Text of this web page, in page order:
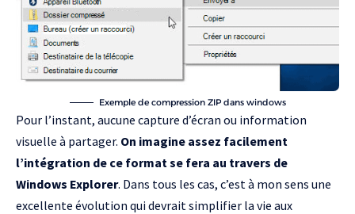
Exemple de compression ZIP dans windows
Pour l’instant, aucune capture d’écran ou information
visuelle à partager. On imagine assez facilement
l’intégration de ce format se fera au travers de
Windows Explorer. Dans tous les cas, c’est à mon sens une
excellente évolution qui devrait simplifier la vie aux